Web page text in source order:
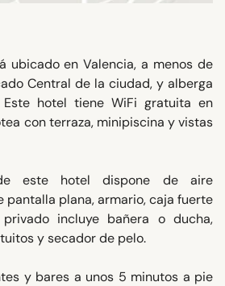
ubicado en Valencia, a menos de
Central de la ciudad, y alberga
hotel tiene WiFi gratuita en
con terraza, minipiscina y vistas
este hotel dispone de aire
pantalla plana, armario, caja fuerte
incluye bañera o ducha,
y secador de pelo.
y bares a unos 5 minutos a pie